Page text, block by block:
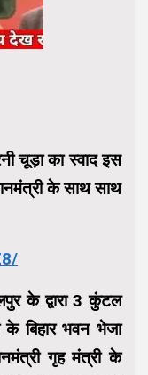
चूड़ा का स्वाद इस
के साथ साथ
के द्वारा 3 कुंटल
बिहार भवन भेजा
गृह मंत्री के